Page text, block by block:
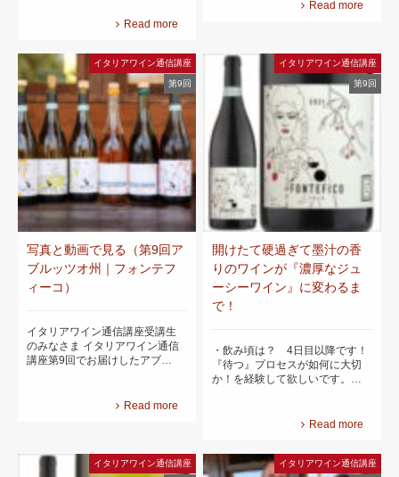
Read more
Read more
イタリアワイン通信講座
第9回
写真と動画で見る（第9回ア
ブルッツオ州｜フォンテフ
ィーコ）
イタリアワイン通信講座受講生
のみなさま イタリアワイン通信
講座第9回でお届けしたアブ…
Read more
イタリアワイン通信講座
第9回
開けたて硬過ぎて墨汁の香
りのワインが『濃厚なジュ
ーシーワイン』に変わるま
で！
・飲み頃は？ 4日目以降です！
『待つ』プロセスが如何に大切
か！を経験して欲しいです。…
Read more
イタリアワイン通信講座 イタリアワイン通信講座